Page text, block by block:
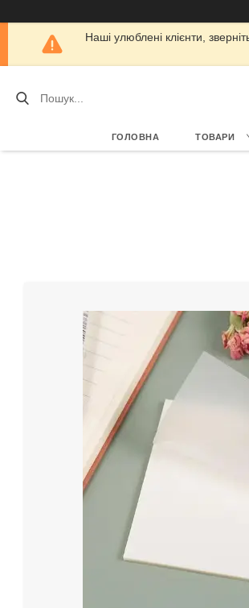
Наші улюблені клієнти,
ГОЛОВНА ТОВАРИ